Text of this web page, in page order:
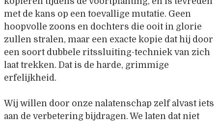
met de kans op een toevallige mutatie. Geen
hoopvolle zoons en dochters die ooit in glorie
zullen stralen, maar een exacte kopie dat hij door
een soort dubbele ritssluiting-techniek van zich
laat trekken. Dat is de harde, grimmige
erfelijkheid.
Wij willen door onze nalatenschap zelf alvast iets
aan de verbetering bijdragen. We laten dat niet